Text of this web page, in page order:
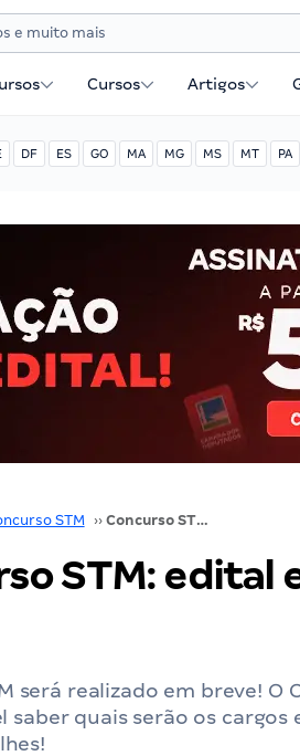
Cursos Artigos
DF ES GO MA MG MS MT PA
STM ›› Concurso STM: edital em elaboração; VEJA!
STM: edital
será realizado em breve!
saber quais serão os